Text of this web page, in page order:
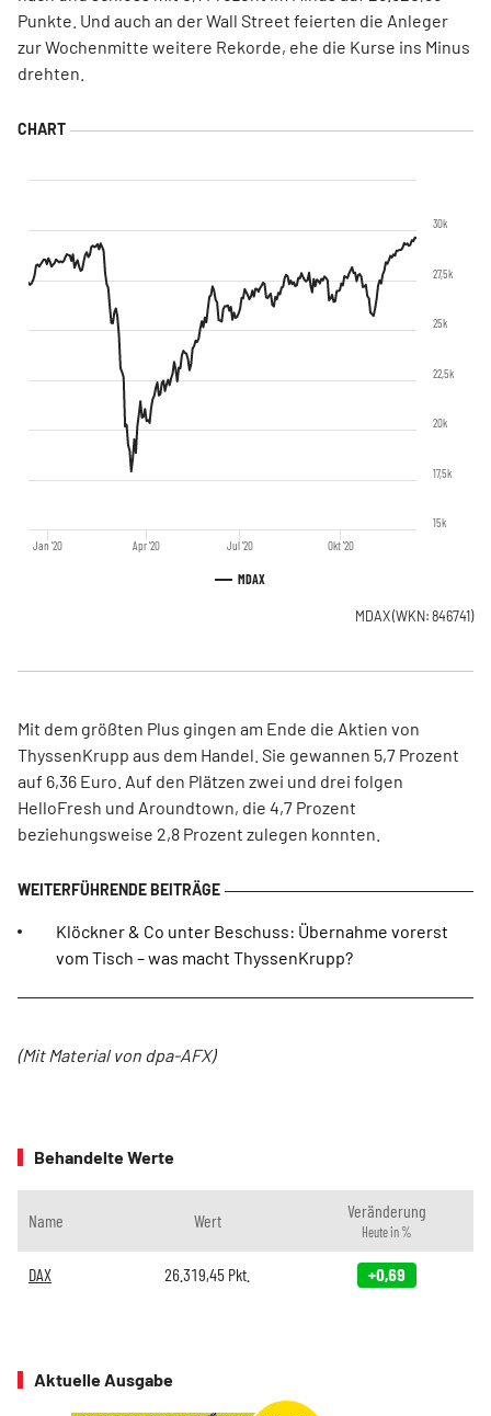
Punkte. Und auch an der Wall Street feierten die Anleger
zur Wochenmitte weitere Rekorde, ehe die Kurse ins Minus
drehten.
MDAX
Jan '20 Jul '20
Apr '20 Okt '20
15k
17,5k
20k
22,5k
25k
27,5k
30k
MDAX(WKN: 846741)
Mit dem größten Plus gingen am Ende die Aktien von
ThyssenKrupp aus dem Handel. Sie gewannen 5,7 Prozent
auf 6,36 Euro. Auf den Plätzen zwei und drei folgen
HelloFresh und Aroundtown, die 4,7 Prozent
beziehungsweise 2,8 Prozent zulegen konnten.
Klöckner & Co unter Beschuss: Übernahme vorerst
vom Tisch – was macht ThyssenKrupp?
(Mit Material von dpa-AFX)
Behandelte Werte
Name Wert Veränderung
Heute in %
DAX 26.319,45 Pkt. +0,69
Aktuelle Ausgabe